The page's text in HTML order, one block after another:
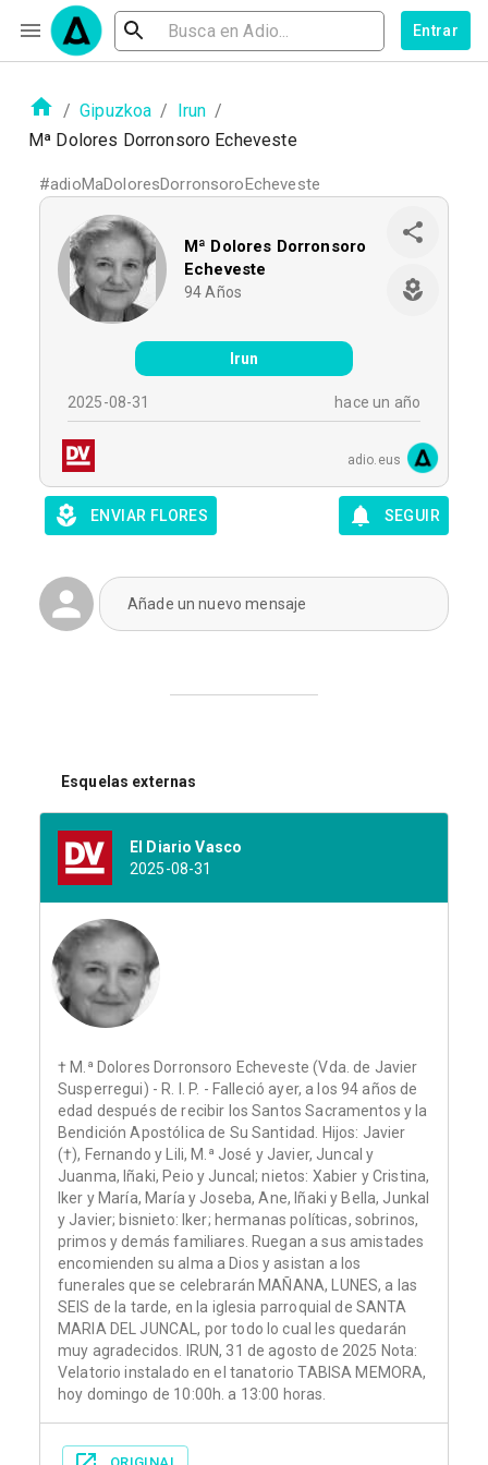
Entrar
/ Gipuzkoa / Irun /
Mª Dolores Dorronsoro Echeveste
#adioMaDoloresDorronsoroEcheveste
Mª Dolores Dorronsoro
Echeveste
94 Años
Irun
2025-08-31 hace un año
adio.eus
ENVIAR FLORES SEGUIR
Añade un nuevo mensaje
Esquelas externas
El Diario Vasco
2025-08-31
† M.ª Dolores Dorronsoro Echeveste (Vda. de Javier
Susperregui) - R. I. P. - Falleció ayer, a los 94 años de
edad después de recibir los Santos Sacramentos y la
Bendición Apostólica de Su Santidad. Hijos: Javier
(†), Fernando y Lili, M.ª José y Javier, Juncal y
Juanma, Iñaki, Peio y Juncal; nietos: Xabier y Cristina,
Iker y María, María y Joseba, Ane, Iñaki y Bella, Junkal
y Javier; bisnieto: Iker; hermanas políticas, sobrinos,
primos y demás familiares. Ruegan a sus amistades
encomienden su alma a Dios y asistan a los
funerales que se celebrarán MAÑANA, LUNES, a las
SEIS de la tarde, en la iglesia parroquial de SANTA
MARIA DEL JUNCAL, por todo lo cual les quedarán
muy agradecidos. IRUN, 31 de agosto de 2025 Nota:
Velatorio instalado en el tanatorio TABISA MEMORA,
hoy domingo de 10:00h. a 13:00 horas.